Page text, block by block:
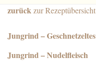
zurück zur Rezeptübersicht
Jungrind – Geschnetzeltes
Jungrind – Nudelfleisch